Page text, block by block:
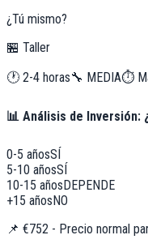
¿Tú mismo?
🏪 Taller
🕐 2-4 horas🔧 MEDIA⏱️
📊 Análisis de Inversión:
0-5 añosSÍ
5-10 añosSÍ
10-15 añosDEPENDE
+15 añosNO
📌 €752 - Precio normal